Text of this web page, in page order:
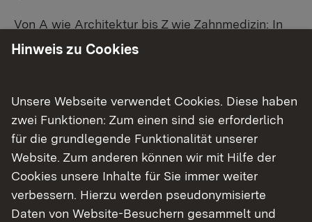
Von A wie Architektur bis Z wie Zahnmedizin: In
Baden-Württemberg warten unzählige
Studiengangsuche schnell den passenden
Studienplatz. Außerdem gibt's eine Schritt-für-
Schritt-Anleitung zu deinem Traum-Studium.
Finde dein Studium in Baden-Württemberg
Hinweis zu Cookies
Unsere Webseite verwendet Cookies. Diese haben
zwei Funktionen: Zum einen sind sie erforderlich
für die grundlegende Funktionalität unserer
Website. Zum anderen können wir mit Hilfe der
Cookies unsere Inhalte für Sie immer weiter
verbessern. Hierzu werden pseudonymisierte
Daten von Website-Besuchern gesammelt und